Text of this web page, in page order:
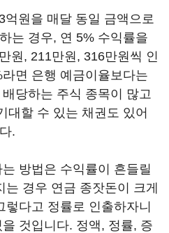
억원을 매달 동일 금액으로
는 경우, 연 5% 수익률을
원, 211만원, 316만원씩 인
면 은행 예금이율보다는
당하는 주식 종목이 많고
대할 수 있는 채권도 있어
.
방법은 수익률이 흔들릴
경우 연금 종잣돈이 크게
다고 정률로 인출하자니
것입니다. 정액, 정률, 증